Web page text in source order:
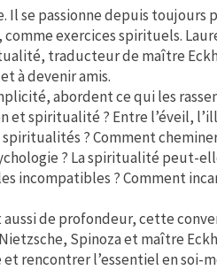
Il se passionne depuis toujours
exercices spirituels.
traducteur de maître
à devenir amis.
abordent ce qui les
et spiritualité ? Entre l’éveil,
spiritualités ? Comment
? La spiritualité peut-
incompatibles ? Comment
de profondeur, cette
Spinoza et maître
rencontrer l’essentiel en soi-